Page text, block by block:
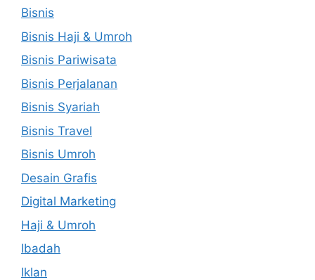
Bisnis
Bisnis Haji & Umroh
Bisnis Pariwisata
Bisnis Perjalanan
Bisnis Syariah
Bisnis Travel
Bisnis Umroh
Desain Grafis
Digital Marketing
Haji & Umroh
Ibadah
Iklan